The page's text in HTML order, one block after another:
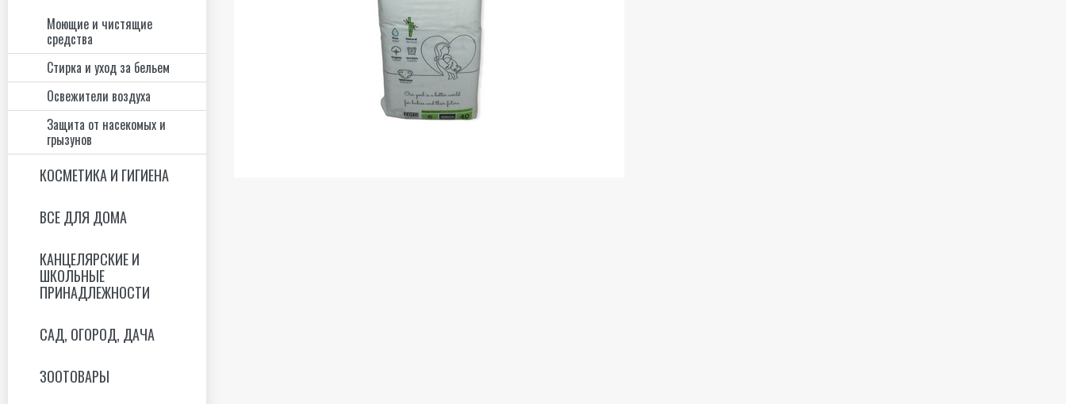
Моющие и чистящие
средства
Стирка и уход за бельем
Освежители воздуха
Защита от насекомых и
грызунов
КОСМЕТИКА И ГИГИЕНА
ВСЕ ДЛЯ ДОМА
КАНЦЕЛЯРСКИЕ И
ШКОЛЬНЫЕ
ПРИНАДЛЕЖНОСТИ
САД, ОГОРОД, ДАЧА
ЗООТОВАРЫ